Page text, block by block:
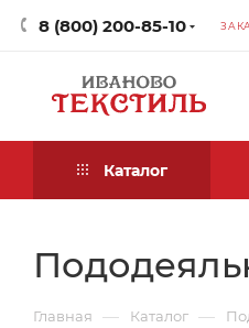
8 (800) 200-85-10
Каталог
Главная — Каталог —